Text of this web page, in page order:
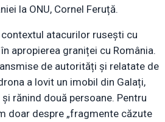
la ONU, Cornel Feruță.
atacurilor rusești cu
apropierea graniței cu România.
de autorități și relatate de
a lovit un imobil din Galați,
rănind două persoane. Pentru
doar despre „fragmente căzute